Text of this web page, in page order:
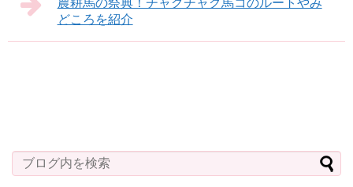
どころを紹介